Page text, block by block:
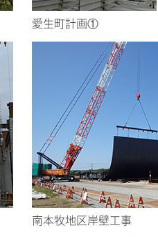
愛生町計画①
南本牧地区岸壁工事